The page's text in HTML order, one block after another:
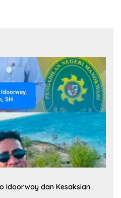
Idoorway dan Kesaksian